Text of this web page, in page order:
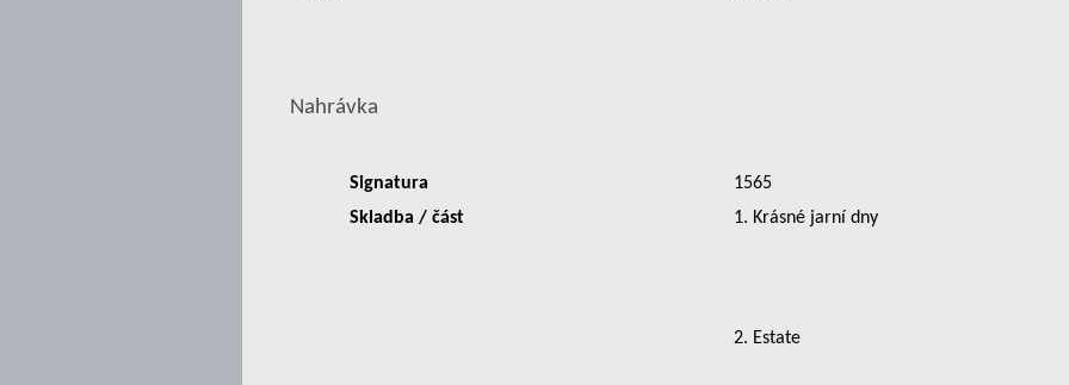
Nahrávka
Signatura
1565
Skladba / část
1. Krásné jarní dny
2. Estate